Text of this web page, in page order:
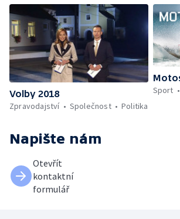
Volby 2018
Zpravodajství
Společnost Politika
Sport
Napište nám
Otevřít
kontaktní
formulář